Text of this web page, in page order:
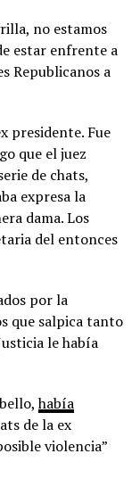
no estamos
estar enfrente a
Republicanos a
presidente. Fue
que el juez
de chats,
expresa la
dama. Los
del entonces
por la
que salpica tanto
le había
había
de la ex
violencia”